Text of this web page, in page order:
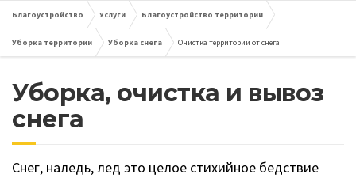
Благоустройство Услуги Благоустройство территории
Уборка территории Уборка снега Очистка территории от снега
Уборка, очистка и вывоз
снега
Снег, наледь, лед это целое стихийное бедствие